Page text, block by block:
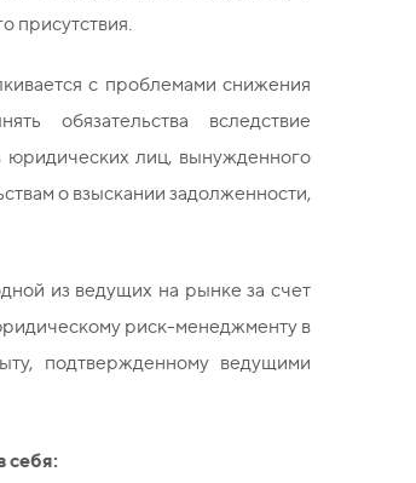
присутствия.
с проблемами снижения
обязательства вследствие
юридических лиц, вынужденного
о взыскании задолженности,
из ведущих на рынке за счет
риск-менеджменту в
подтвержденному ведущими
себя: